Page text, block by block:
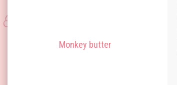
Monkey butter